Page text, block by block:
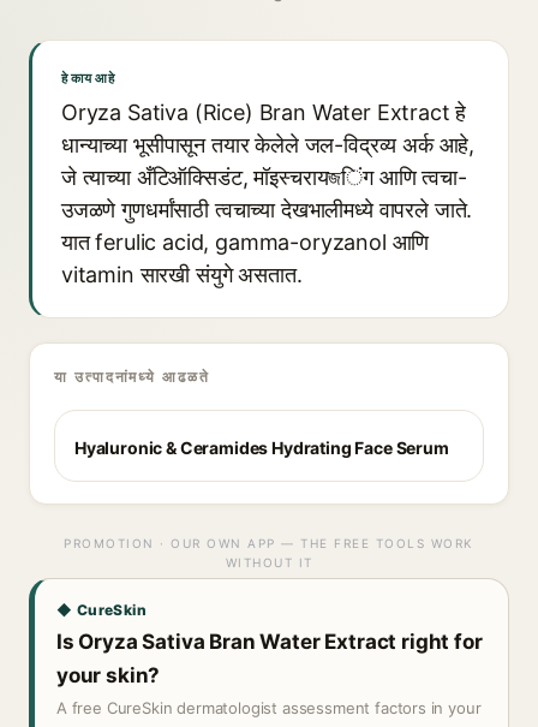
हे काय आहे
Oryza Sativa (Rice) Bran Water Extract हे
धान्याच्या भूसीपासून तयार केलेले जल-विद्रव्य अर्क आहे,
जे त्याच्या अँटिऑक्सिडंट, मॉइस्चरायজिंग आणि त्वचा-
उजळणे गुणधर्मांसाठी त्वचाच्या देखभालीमध्ये वापरले जाते.
यात ferulic acid, gamma-oryzanol आणि
vitamin सारखी संयुगे असतात.
या उत्पादनांमध्ये आढळते
Hyaluronic & Ceramides Hydrating Face Serum
PROMOTION · OUR OWN APP — THE FREE TOOLS WORK
WITHOUT IT
◆ CureSkin
Is Oryza Sativa Bran Water Extract right for
your skin?
A free CureSkin dermatologist assessment factors in your